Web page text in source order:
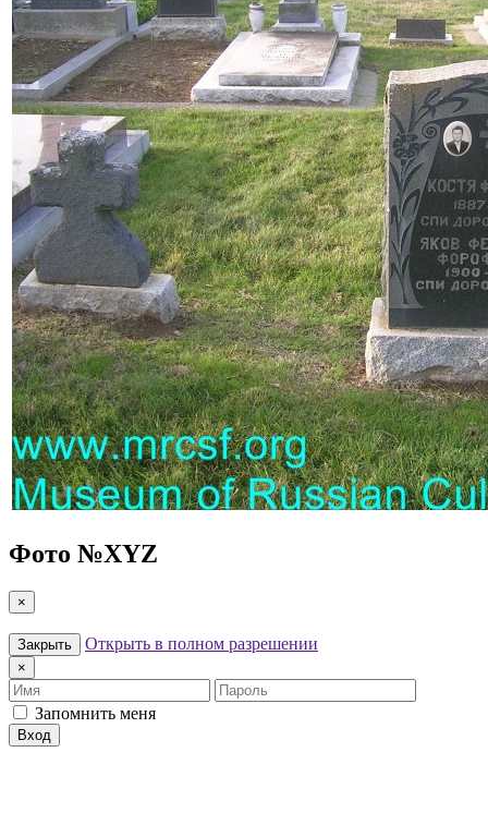
Фото №XYZ
×
Закрыть Открыть в полном разрешении
×
Имя
Пароль
Запомнить меня
Вход